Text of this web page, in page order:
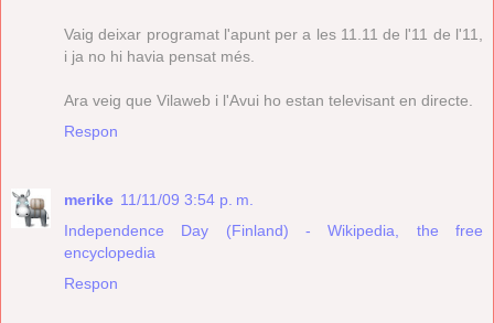
Vaig deixar programat l'apunt per a les 11.11 de l'11 de l'11,
i ja no hi havia pensat més.
Ara veig que Vilaweb i l'Avui ho estan televisant en directe.
Respon
merike 11/11/09 3:54 p. m.
Independence Day (Finland) - Wikipedia, the free
encyclopedia
Respon